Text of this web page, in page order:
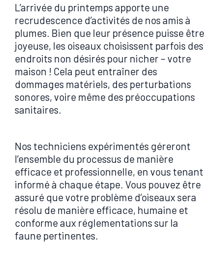
L’arrivée du printemps apporte une
recrudescence d’activités de nos amis à
plumes. Bien que leur présence puisse être
joyeuse, les oiseaux choisissent parfois des
endroits non désirés pour nicher – votre
maison ! Cela peut entraîner des
dommages matériels, des perturbations
sonores, voire même des préoccupations
sanitaires.
Nos techniciens expérimentés géreront
l’ensemble du processus de manière
efficace et professionnelle, en vous tenant
informé à chaque étape. Vous pouvez être
assuré que votre problème d’oiseaux sera
résolu de manière efficace, humaine et
conforme aux réglementations sur la
faune pertinentes.